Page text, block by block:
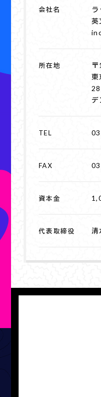
会社名
英
所在地
東
TEL
FAX
資本金
代表取締役 清